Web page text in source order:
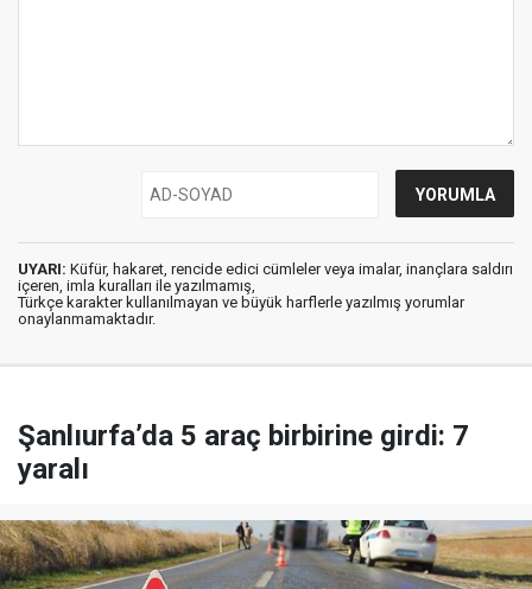
UYARI: Küfür, hakaret, rencide edici cümleler veya imalar, inançlara saldırı
içeren, imla kuralları ile yazılmamış,
Türkçe karakter kullanılmayan ve büyük harflerle yazılmış yorumlar
onaylanmamaktadır.
Şanlıurfa’da 5 araç birbirine girdi: 7
yaralı